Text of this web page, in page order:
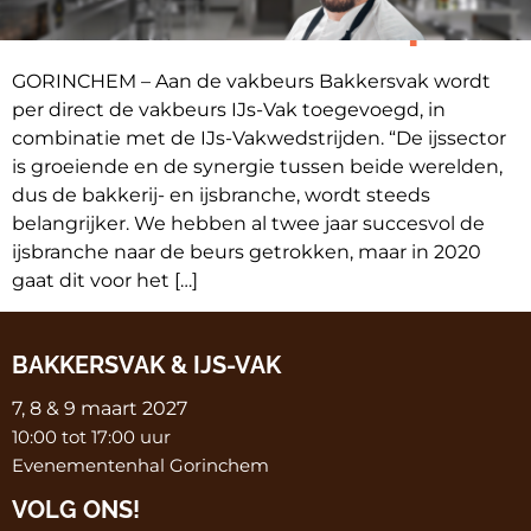
toe aan beursconcept
GORINCHEM – Aan de vakbeurs Bakkersvak wordt
per direct de vakbeurs IJs-Vak toegevoegd, in
combinatie met de IJs-Vakwedstrijden. “De ijssector
is groeiende en de synergie tussen beide werelden,
dus de bakkerij- en ijsbranche, wordt steeds
belangrijker. We hebben al twee jaar succesvol de
ijsbranche naar de beurs getrokken, maar in 2020
gaat dit voor het […]
BAKKERSVAK & IJS-VAK
7, 8 & 9 maart 2027
10:00 tot 17:00 uur
Evenementenhal Gorinchem
VOLG ONS!